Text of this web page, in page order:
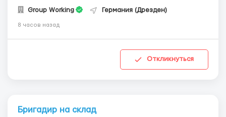
Group Working Германия (Дрезден)
8 часов назад
Откликнуться
Бригадир на склад